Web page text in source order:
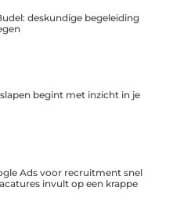
deskundige begeleiding
begint met inzicht in je
Ads voor recruitment snel
invult op een krappe